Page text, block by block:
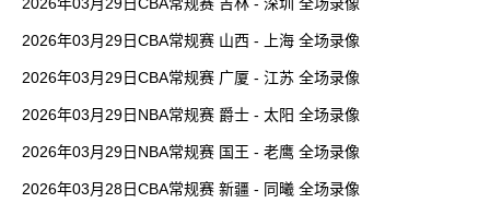
2026年03月29日CBA常规赛 山西 - 上海 全场录像
2026年03月29日CBA常规赛 广厦 - 江苏 全场录像
2026年03月29日NBA常规赛 爵士 - 太阳 全场录像
2026年03月29日NBA常规赛 国王 - 老鹰 全场录像
2026年03月28日CBA常规赛 新疆 - 同曦 全场录像